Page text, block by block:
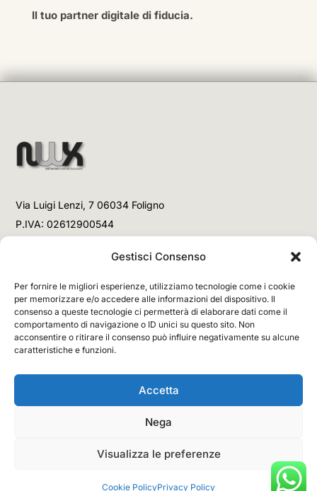
Gestisci Consenso
Per fornire le migliori esperienze, utilizziamo tecnologie come i cookie
per memorizzare e/o accedere alle informazioni del dispositivo. Il
consenso a queste tecnologie ci permetterà di elaborare dati come il
comportamento di navigazione o ID unici su questo sito. Non
acconsentire o ritirare il consenso può influire negativamente su alcune
caratteristiche e funzioni.
Accetta
Nega
Visualizza le preferenze
Cookie PolicyPrivacy Policy
Il tuo partner digitale di fiducia.
Via Luigi Lenzi, 7 06034 Foligno
P.IVA: 02612900544
+39 3477853708 (Chiamata)
Email
info@networx.it
Copyright © 2026 NETWORX Internet Solutions. All